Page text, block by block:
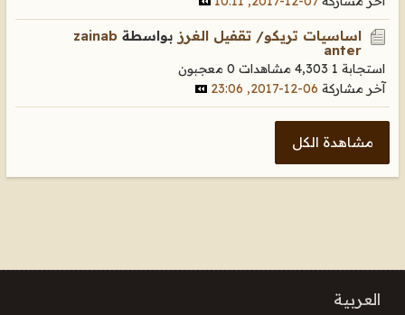
اساسيات تريكو/ تقفيل الغرز بواسطة zainab
anter
استجابة 1 4,303 مشاهدات
0 معجبون
آخر مشاركة 06-12-2017, 23:06
مشاهدة الكل
العربية